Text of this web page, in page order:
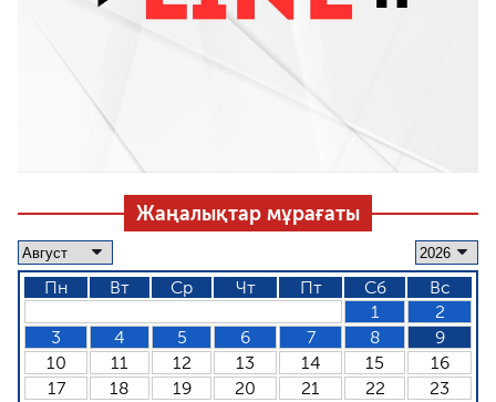
Жаңалықтар мұрағаты
Пн Вт Ср Чт Пт Сб
Вс
1
2
3
4 5 6 7 8
9
10
11 12 13 14 15
16
17
18 19 20 21 22
23